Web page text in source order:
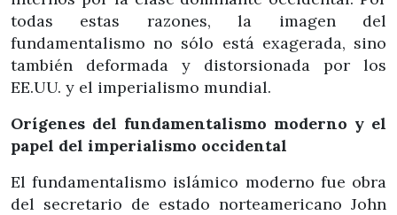
todas estas razones, la imagen del
fundamentalismo no sólo está exagerada, sino
también deformada y distorsionada por los
EE.UU. y el imperialismo mundial.
Orígenes del fundamentalismo moderno y el
papel del imperialismo occidental
El fundamentalismo islámico moderno fue obra
del secretario de estado norteamericano John